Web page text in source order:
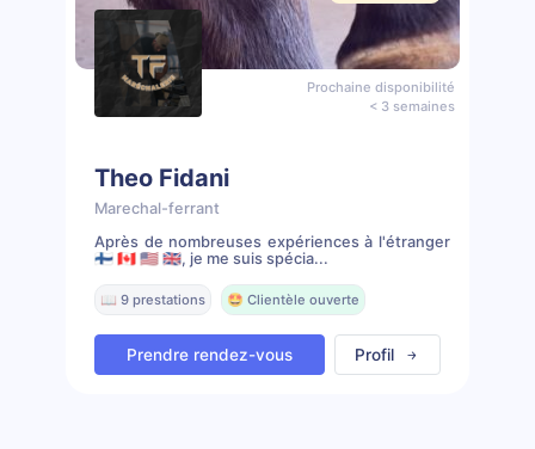
Prochaine disponibilité
< 3 semaines
Theo Fidani
Marechal-ferrant
Après de nombreuses expériences à l'étranger
🇫🇮 🇨🇦 🇺🇸 🇬🇧, je me suis spécia...
📖 9 prestations 🤩 Clientèle ouverte
Prendre rendez-vous Profil